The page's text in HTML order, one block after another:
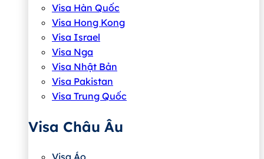
Visa Hàn Quốc
Visa Hong Kong
Visa Israel
Visa Nga
Visa Nhật Bản
Visa Pakistan
Visa Trung Quốc
Visa Châu Âu